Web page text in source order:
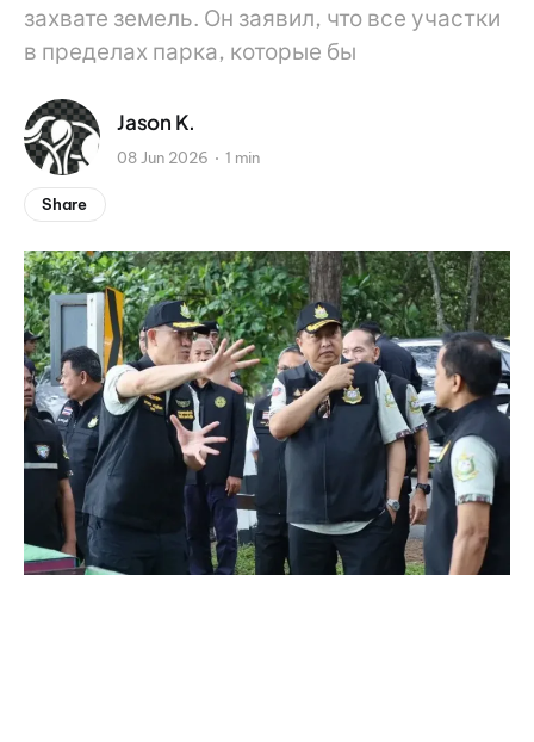
захвате земель. Он заявил, что все участки
в пределах парка, которые бы
Jason K.
08 Jun 2026 1 min
Share